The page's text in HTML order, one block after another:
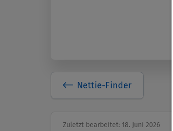
Nettie-Finder
Zuletzt bearbeitet: 18. Juni 2026